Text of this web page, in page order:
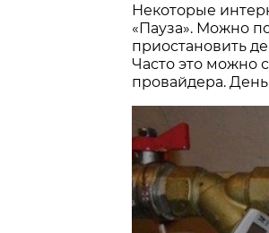
Некоторые
«Пауза». Можно
приостановить
Часто это можно
провайдера.